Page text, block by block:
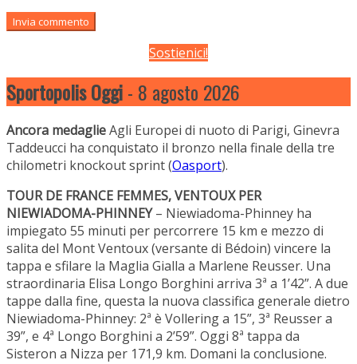
Sostienici!
Sportopolis Oggi- 8 agosto 2026
Ancora medaglieAgli Europei di nuoto di Parigi, Ginevra
Taddeucci ha conquistato il bronzo nella finale della tre
chilometri knockout sprint (Oasport).
TOUR DE FRANCE FEMMES, VENTOUX PER
NIEWIADOMA-PHINNEY– Niewiadoma-Phinney ha
impiegato 55 minuti per percorrere 15 km e mezzo di
salita del Mont Ventoux (versante di Bédoin) vincere la
tappa e sfilare la Maglia Gialla a Marlene Reusser. Una
straordinaria Elisa Longo Borghini arriva 3ª a 1’42”. A due
tappe dalla fine, questa la nuova classifica generale dietro
Niewiadoma-Phinney: 2ª è Vollering a 15”, 3ª Reusser a
39”, e 4ª Longo Borghini a 2’59”. Oggi 8ª tappa da
Sisteron a Nizza per 171,9 km. Domani la conclusione.